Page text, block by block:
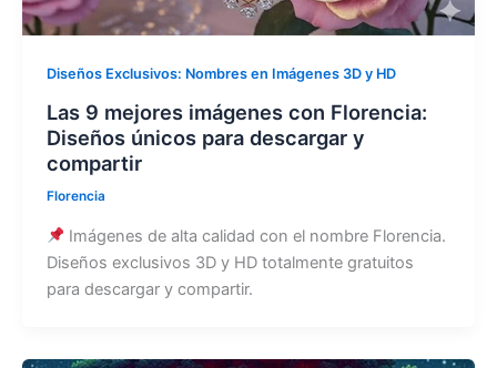
Diseños Exclusivos: Nombres en Imágenes 3D y HD
Las 9 mejores imágenes con Florencia:
Diseños únicos para descargar y
compartir
Florencia
Imágenes de alta calidad con el nombre Florencia.
Diseños exclusivos 3D y HD totalmente gratuitos
para descargar y compartir.